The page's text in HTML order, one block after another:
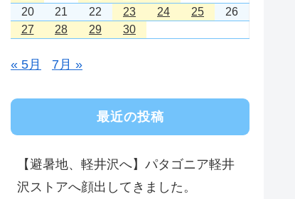
20
21 22 23 24 25
26
27
28 29 30
« 5月 7月 »
最近の投稿
【避暑地、軽井沢へ】パタゴニア軽井
沢ストアへ顔出してきました。